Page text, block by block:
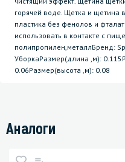
горячей воде. Щетка и щетина
пластика без фенолов и
использовать в контакте с
полипропилен,металлБренд:
УборкаРазмер(длина ,м):
0.06Размер(высота ,м): 0.08
Аналоги